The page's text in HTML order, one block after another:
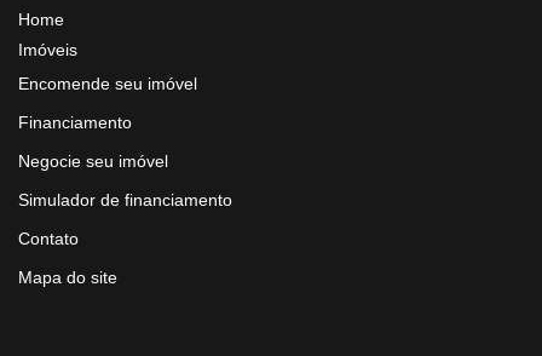
Home
Imóveis
Encomende seu imóvel
Financiamento
Negocie seu imóvel
Simulador de financiamento
Contato
Mapa do site